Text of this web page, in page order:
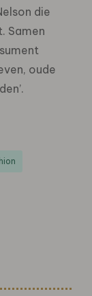
die
Samen
oude